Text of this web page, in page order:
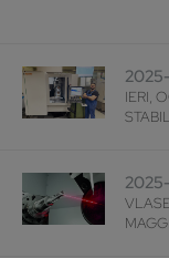
IERI,